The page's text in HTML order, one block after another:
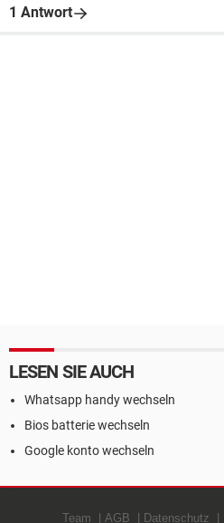
1 Antwort
LESEN SIE AUCH
Whatsapp handy wechseln
Bios batterie wechseln
Google konto wechseln
Team AGB Datenschutz